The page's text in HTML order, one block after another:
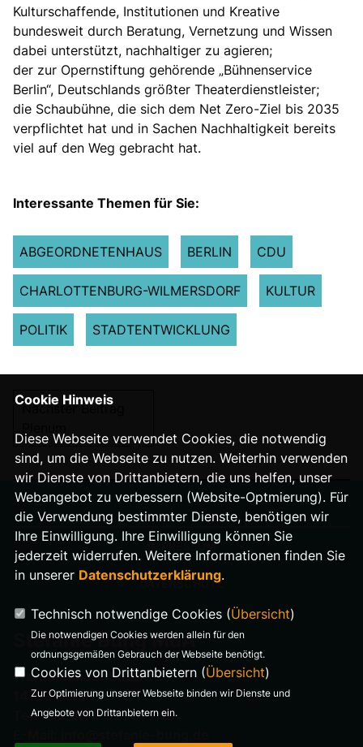
Kulturschaffende, Institutionen und Kreative
bundesweit durch Beratung, Vernetzung und Wissen
dabei unterstützt, nachhaltiger zu agieren;
der zur Opernstiftung gehörende „Bühnenservice
Berlin“, Deutschlands größter Theaterdienstleister;
die Schaubühne, die sich dem Net Zero-Ziel bis 2035
verpflichtet hat und in Sachen Nachhaltigkeit bereits
viel auf den Weg gebracht hat.
Interessante Themen für Sie:
ABGEORDNETENHAUS BERLIN CDU
CHARLOTTENBURG-WILMERSDORF KULTUR
POLITIK STADTENTWICKLUNG
Nächster Beitrag
IMPRESSUM
DATENSCHUTZ
Stefanie Bung MdA
Warnemünder Straße 29
14199 Berlin
Telefon: 0176 321 977 18
Cookie Hinweis
Diese Webseite verwendet Cookies, die notwendig
sind, um die Webseite zu nutzen. Weiterhin verwenden
wir Dienste von Drittanbietern, die uns helfen, unser
Webangebot zu verbessern (Website-Optmierung). Für
die Verwendung bestimmter Dienste, benötigen wir
Ihre Einwilligung. Ihre Einwilligung können Sie
jederzeit widerrufen. Weitere Informationen finden Sie
in unserer Datenschutzerklärung.
Technisch notwendige Cookies (Übersicht)
Die notwendigen Cookies werden allein für den
ordnungsgemäßen Gebrauch der Webseite benötigt.
Cookies von Drittanbietern (Übersicht)
Zur Optimierung unserer Webseite binden wir Dienste und
Angebote von Drittanbietern ein.